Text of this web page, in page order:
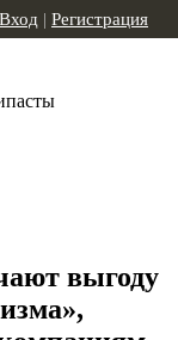
Вход | Регистрация
выгоду